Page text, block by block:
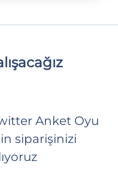
Anket Oyu
siparişinizi